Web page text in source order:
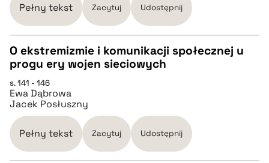
BIBTEX
pobierz cytat
Pełny tekst Zacytuj Udostępnij
CZYSTY TEKST
pobierz cytat
O ekstremizmie i komunikacji społecznej u
progu ery wojen sieciowych
s. 141 - 146
Ewa Dąbrowa
Jacek Posłuszny
Pełny tekst Zacytuj Udostępnij